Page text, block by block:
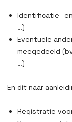
Identificatie-
…)
Eventuele
meegedeeld
…)
En dit naar
Registratie